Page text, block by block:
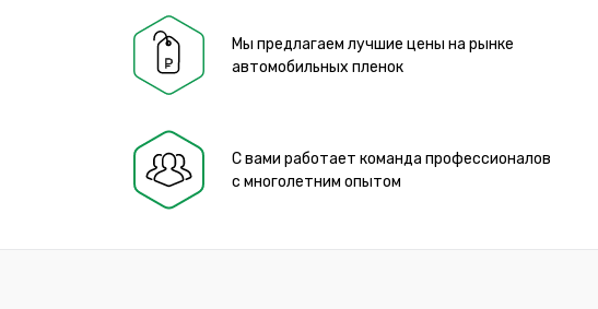
Мы предлагаем лучшие цены на рынке
автомобильных пленок
С вами работает команда профессионалов
с многолетним опытом